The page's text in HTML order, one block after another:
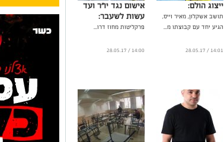
ייצוג הולם:
תושב אשקלון, מאיר וייס,
הגיע יחד עם קבוצתו מ...
14:01 / 28.05.17
אישום נגד יו"ר ועד
עשות לשעבר:
פרקליטות מחוז דרו...
14:00 / 28.05.17